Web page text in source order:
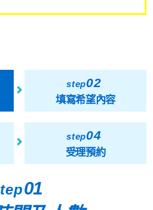
step02
填寫希望內容
step04
受理預約
01